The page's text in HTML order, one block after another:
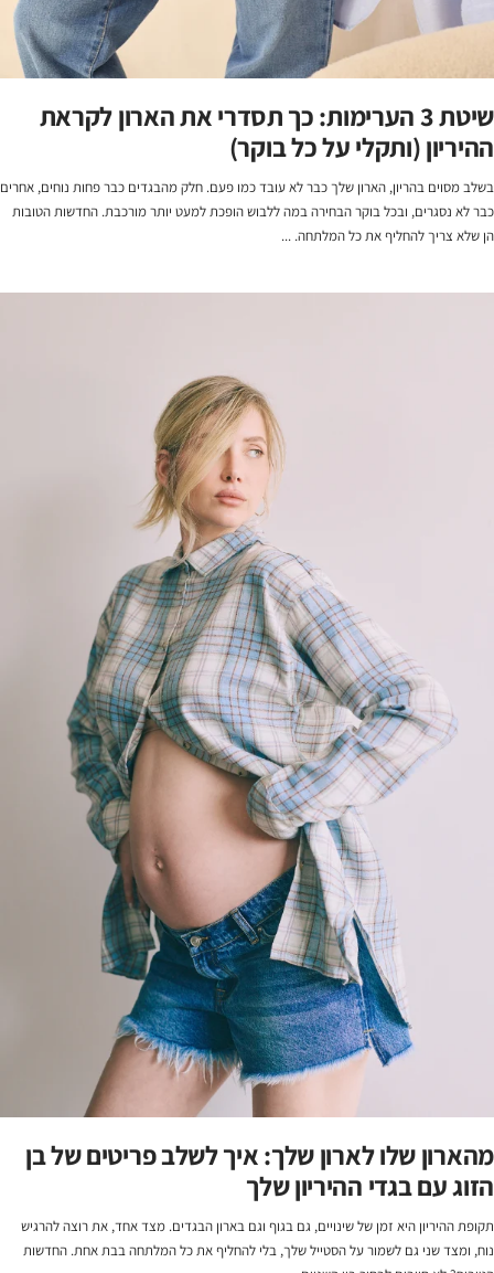
שיטת 3 הערימות: כך תסדרי את הארון לקראת
ההיריון (ותקלי על כל בוקר)
בשלב מסוים בהריון, הארון שלך כבר לא עובד כמו פעם. חלק מהבגדים כבר פחות נוחים, אחרים
כבר לא נסגרים, ובכל בוקר הבחירה במה ללבוש הופכת למעט יותר מורכבת. החדשות הטובות
הן שלא צריך להחליף את כל המלתחה. ...
מהארון שלו לארון שלך: איך לשלב פריטים של בן
הזוג עם בגדי ההיריון שלך
תקופת ההיריון היא זמן של שינויים, גם בגוף וגם בארון הבגדים. מצד אחד, את רוצה להרגיש
נוח, ומצד שני גם לשמור על הסטייל שלך, בלי להחליף את כל המלתחה בבת אחת. החדשות